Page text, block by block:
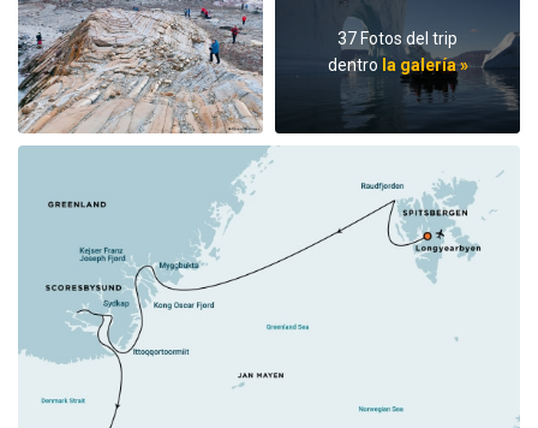
37 Fotos del trip
dentro la galería »